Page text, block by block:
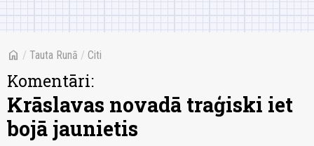
home / Tauta Runā / Citi
Komentāri:
Krāslavas novadā traģiski iet
bojā jaunietis